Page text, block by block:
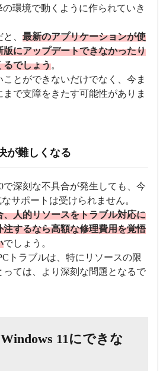
の環境で動くように作られていき
、 最新のアプリケーションが使
版にアップデートできなかったり
るでしょう。
とができないだけでなく、今ま
で支障をきたす可能性がありま
が難しくなる
で深刻な不具合が発生しても、今
サポートは受けられません。
、人的リソースをトラブル対応に
注するなら高額な修理費用を覚悟
でしょう。
トラブルは、特にリソースの限
っては、より深刻な問題となるで
11にできな